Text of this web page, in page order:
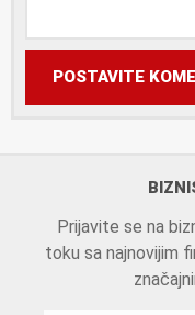
POSTAVITE
Prijavite se na
toku sa najnovijim